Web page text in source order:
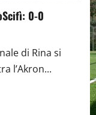
0-0
di Rina si
l’Akron...